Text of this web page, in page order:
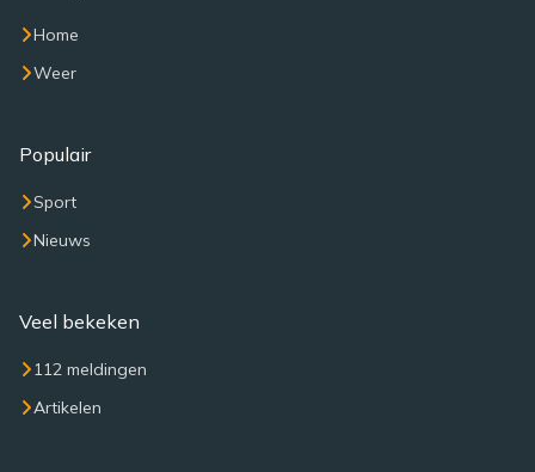
Home
Weer
Populair
Sport
Nieuws
Veel bekeken
112 meldingen
Artikelen